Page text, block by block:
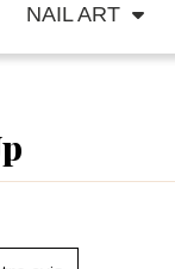
NAIL ART